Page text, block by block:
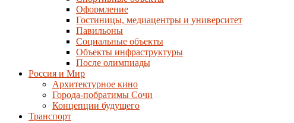
Оформление
Гостиницы, медиацентры и университет
Павильоны
Социальные объекты
Объекты инфраструктуры
После олимпиады
Россия и Мир
Архитектурное кино
Города-побратимы Сочи
Концепции будущего
Транспорт